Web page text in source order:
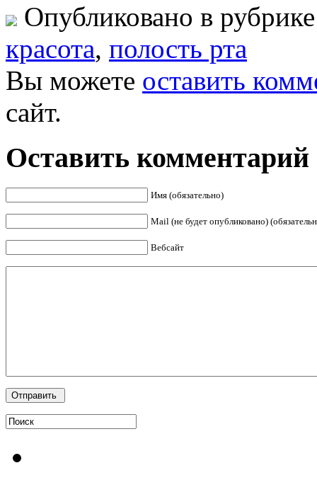
Опубликовано в
красота, полость рта
Вы можете оставить
сайт.
Оставить комментарий
Имя (обязательно)
Mail (не будет опубликовано)
Вебсайт